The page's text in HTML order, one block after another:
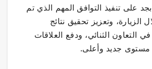
على تنفيذ التوافق المهم الذي تم
الزيارة، وتعزيز تحقيق نتائج
التعاون الثنائي، ودفع العلاقات
مستوى جديد وأعلى.